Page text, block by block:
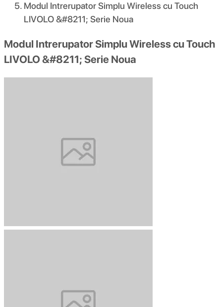
Modul Intrerupator Simplu Wireless cu Touch
LIVOLO &#8211; Serie Noua
Modul Intrerupator Simplu Wireless cu Touch
LIVOLO &#8211; Serie Noua